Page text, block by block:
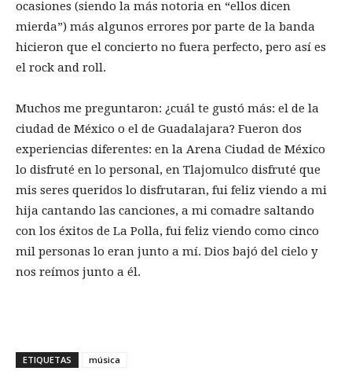
ocasiones (siendo la más notoria en “ellos dicen
mierda”) más algunos errores por parte de la banda
hicieron que el concierto no fuera perfecto, pero así es
el rock and roll.
Muchos me preguntaron: ¿cuál te gustó más: el de la
ciudad de México o el de Guadalajara? Fueron dos
experiencias diferentes: en la Arena Ciudad de México
lo disfruté en lo personal, en Tlajomulco disfruté que
mis seres queridos lo disfrutaran, fui feliz viendo a mi
hija cantando las canciones, a mi comadre saltando
con los éxitos de La Polla, fui feliz viendo como cinco
mil personas lo eran junto a mí. Dios bajó del cielo y
nos reímos junto a él.
ETIQUETAS música